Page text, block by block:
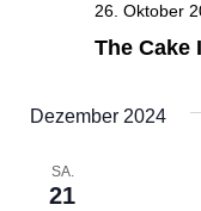
The Cake
26. Oktober
Dezember 2024
SA.
21